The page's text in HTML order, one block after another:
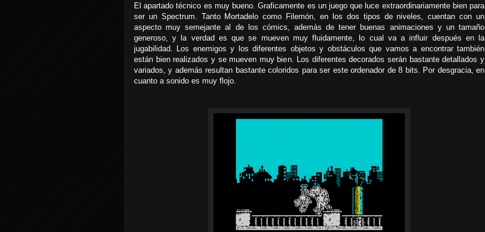
El apartado técnico es muy bueno. Graficamente es un juego que luce extraordinariamente bien para
ser un Spectrum. Tanto Mortadelo como Filemón, en los dos tipos de niveles, cuentan con un
aspecto muy semejante al de los cómics, además de tener buenas animaciones y un tamaño
generoso, y la verdad es que se mueven muy fluidamente, lo cual va a influir después en la
jugabilidad. Los enemigos y los diferentes objetos y obstáculos que vamos a encontrar también
están bien realizados y se mueven muy bien. Los diferentes decorados serán bastante detallados y
variados, y además resultan bastante coloridos para ser este ordenador de 8 bits. Por desgracia, en
cuanto a sonido es muy flojo.